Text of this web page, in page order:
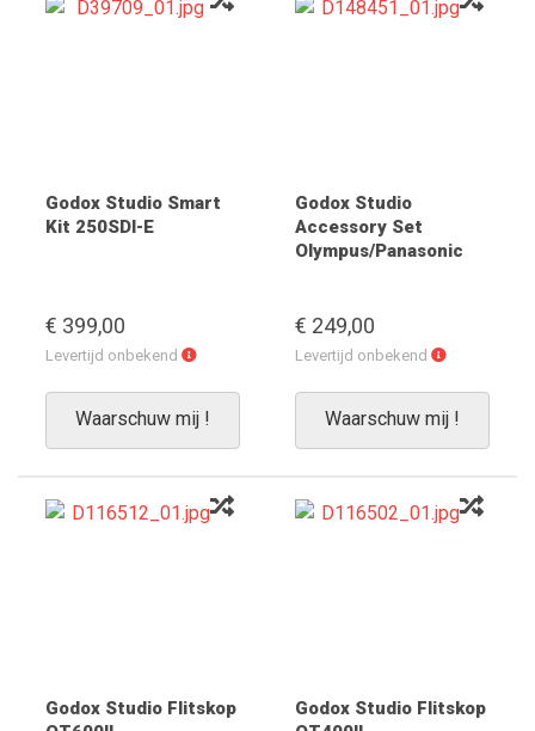
Godox Studio Smart
Kit 250SDI-E
€ 399,00
Levertijd onbekend
Levertijd
Waarschuw mij !
Godox Studio
Accessory Set
Olympus/Panasonic
€ 249,00
Levertijd onbekend
Levertijd
Waarschuw mij !
Godox Studio Flitskop
Godox Studio Flitskop